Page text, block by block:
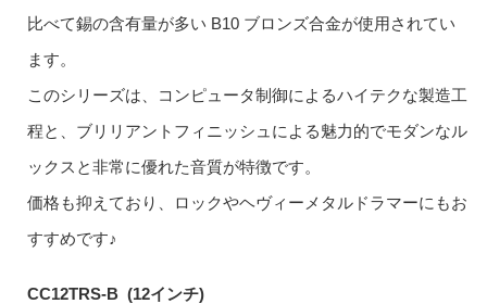
比べて錫の含有量が多い B10 ブロンズ合金が使用されてい
ます。
このシリーズは、コンピュータ制御によるハイテクな製造工
程と、ブリリアントフィニッシュによる魅力的でモダンなル
ックスと非常に優れた音質が特徴です。
価格も抑えており、ロックやヘヴィーメタルドラマーにもお
すすめです♪
CC12TRS-B (12インチ)